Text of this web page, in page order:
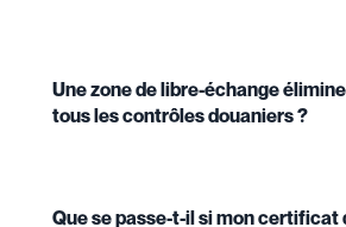
Une zone de libre-échange
tous les contrôles douaniers ?
Que se passe-t-il si mon certificat